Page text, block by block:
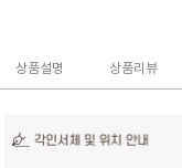
상품설명 상품리뷰